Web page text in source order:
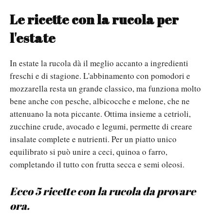
Le ricette con la rucola per
l'estate
In estate la rucola dà il meglio accanto a ingredienti
freschi e di stagione. L'abbinamento con pomodori e
mozzarella resta un grande classico, ma funziona molto
bene anche con pesche, albicocche e melone, che ne
attenuano la nota piccante. Ottima insieme a cetrioli,
zucchine crude, avocado e legumi, permette di creare
insalate complete e nutrienti. Per un piatto unico
equilibrato si può unire a ceci, quinoa o farro,
completando il tutto con frutta secca e semi oleosi.
Ecco 5 ricette con la rucola da provare
ora.